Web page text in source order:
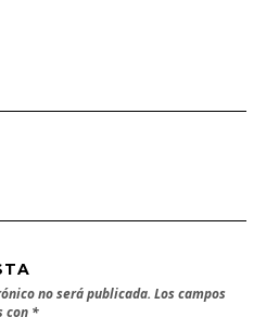
no será publicada. Los campos
con *